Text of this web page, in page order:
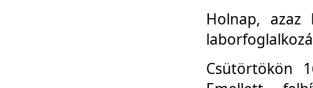
Holnap, azaz
Csütörtökön